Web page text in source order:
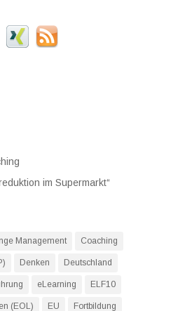
im Supermarkt“
Management Coaching
Denken Deutschland
eLearning ELF10
(EOL) EU Fortbildung